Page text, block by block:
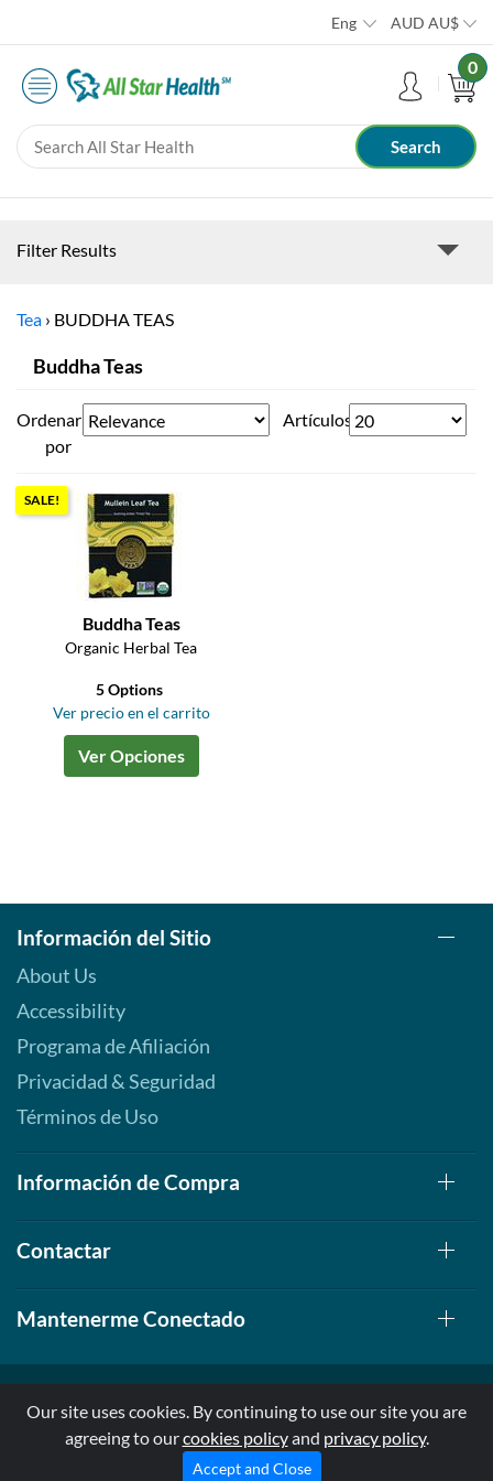
Eng AUD AU$
0
Filter Results
Tea › BUDDHA TEAS
Buddha Teas
Ordenar
por
Artículos
SALE!
Buddha Teas
Organic Herbal Tea
5 Options
Ver precio en el carrito
Ver Opciones
Información del Sitio
About Us
Accessibility
Programa de Afiliación
Privacidad & Seguridad
Términos de Uso
Información de Compra
Contactar
Mantenerme Conectado
© 1999-2026, AllStarHealth.com | All Rights Reserved
* Estas declaraciones no han sido evaluadas por la FDA
Our site uses cookies. By continuing to use our site you are
agreeing to ourcookies policyand privacy policy.
Accept and Close